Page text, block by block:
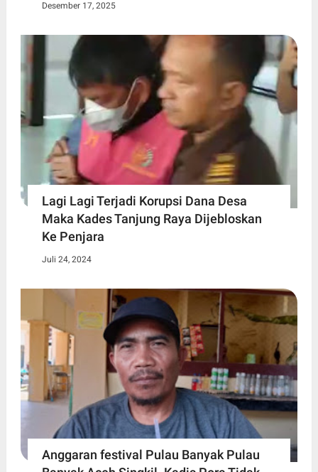
Desember 17, 2025
Lagi Lagi Terjadi Korupsi Dana Desa
Maka Kades Tanjung Raya Dijebloskan
Ke Penjara
Juli 24, 2024
Anggaran festival Pulau Banyak Pulau